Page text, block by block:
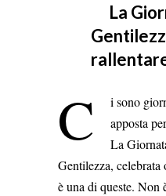
La
C
i sono
apposta
La
Gentilezza,
è una di queste. Non